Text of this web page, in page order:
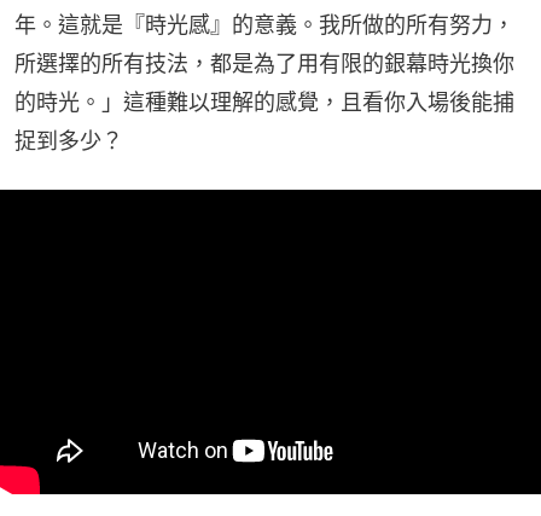
年。這就是『時光感』的意義。我所做的所有努力，
所選擇的所有技法，都是為了用有限的銀幕時光換你
的時光。」這種難以理解的感覺，且看你入場後能捕
捉到多少？